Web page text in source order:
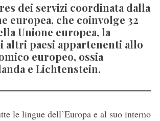
dei servizi coordinata dalla
europea, che coinvolge 32
Unione europea, la
altri paesi appartenenti allo
europeo, ossia
e Lichtenstein.
le lingue dell’Europa e al suo interno